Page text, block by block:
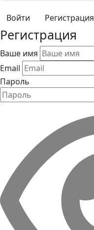
Регистрация
Регистрация
Ваше имя
Email
Пароль